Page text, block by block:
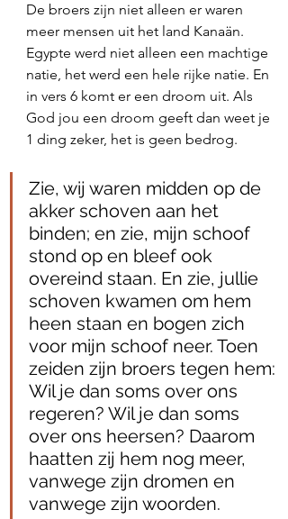
De broers zijn niet alleen er waren
meer mensen uit het land Kanaän.
Egypte werd niet alleen een machtige
natie, het werd een hele rijke natie. En
in vers 6 komt er een droom uit. Als
God jou een droom geeft dan weet je
1 ding zeker, het is geen bedrog.
Zie, wij waren midden op de
akker schoven aan het
binden; en zie, mijn schoof
stond op en bleef ook
overeind staan. En zie, jullie
schoven kwamen om hem
heen staan en bogen zich
voor mijn schoof neer. Toen
zeiden zijn broers tegen hem:
Wil je dan soms over ons
regeren? Wil je dan soms
over ons heersen? Daarom
haatten zij hem nog meer,
vanwege zijn dromen en
vanwege zijn woorden.